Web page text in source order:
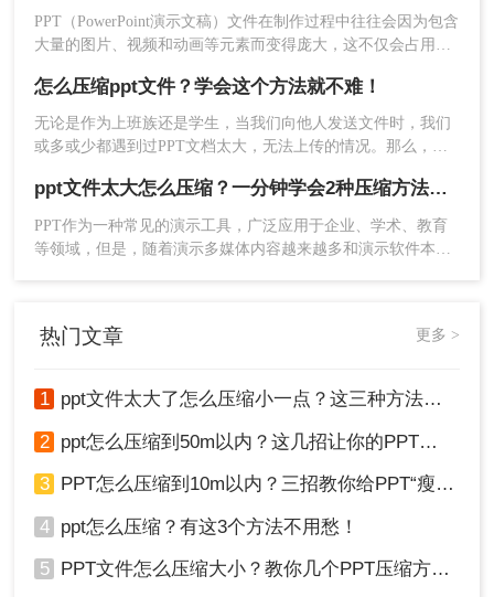
3、添加需要压缩的PPT文件，可以批量添加。
4、根据需要选择合适的压缩模式，如常规压缩、清
晰度优先或自定义压缩。
5、设置好参数后，点击“开始压缩”按钮，等待压缩
6、压缩完成后，查看压缩后的文件大小，确保满足
需求。
PPT（PowerPoint演示文稿）文件在制作过程中往往会因为包含
大量的图片、视频和动画等元素而变得庞大，这不仅会占用大
件大小成为了一个必要的操作。那么如何压缩ppt文件大小呢？
本文将介绍两种压缩PPT文件大小的方法。
怎么压缩ppt文件？学会这个方法就不难！
无论是作为上班族还是学生，当我们向他人发送文件时，我们
或多或少都遇到过PPT文档太大，无法上传的情况。那么，你
的方法，如果您感兴趣，不妨尝试下小编分享的压缩ppt文档方
法。
ppt文件太大怎么压缩？一分钟学会2种压缩方法，有效减小文件体积
PPT作为一种常见的演示工具，广泛应用于企业、学术、教育
等领域，但是，随着演示多媒体内容越来越多和演示软件本身
面介绍2种常PPT压缩方法。
热门文章 更多 >
1 ppt文件太大了怎么压缩小一点？这三种方法轻松解决！
2 ppt怎么压缩到50m以内？这几招让你的PPT秒瘦身！
3 PPT怎么压缩到10m以内？三招教你给PPT“瘦身”！
4 ppt怎么压缩？有这3个方法不用愁！
5 PPT文件怎么压缩大小？教你几个PPT压缩方法！